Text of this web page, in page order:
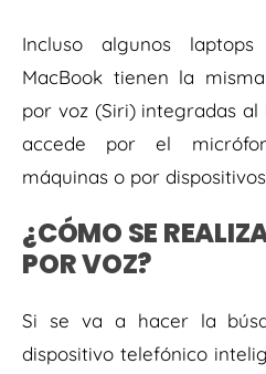
Incluso algunos
MacBook tienen la
por voz (Siri) integradas
accede por el
máquinas o por
¿CÓMO SE
POR VOZ?
Si se va a hacer la
dispositivo telefónico